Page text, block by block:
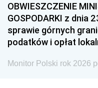
OBWIESZCZENIE
GOSPODARKI z dnia
sprawie górnych
podatków i opłat
Monitor Polski rok 2026